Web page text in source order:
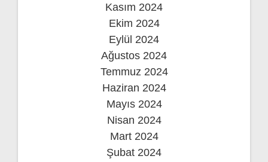
Kasım 2024
Ekim 2024
Eylül 2024
Ağustos 2024
Temmuz 2024
Haziran 2024
Mayıs 2024
Nisan 2024
Mart 2024
Şubat 2024